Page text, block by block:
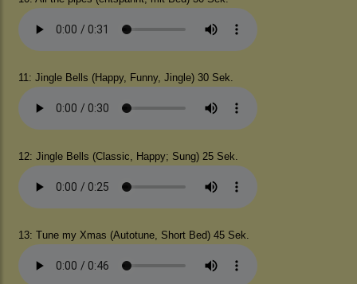
11: Jingle Bells (Happy, Funny, Jingle) 30 Sek.
12: Jingle Bells (Classic, Happy; Sung) 25 Sek.
13: Tune my Xmas (Autotune, Short Bed) 45 Sek.